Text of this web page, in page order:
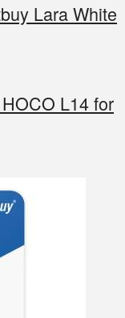
Lara White
HOCO L14 for